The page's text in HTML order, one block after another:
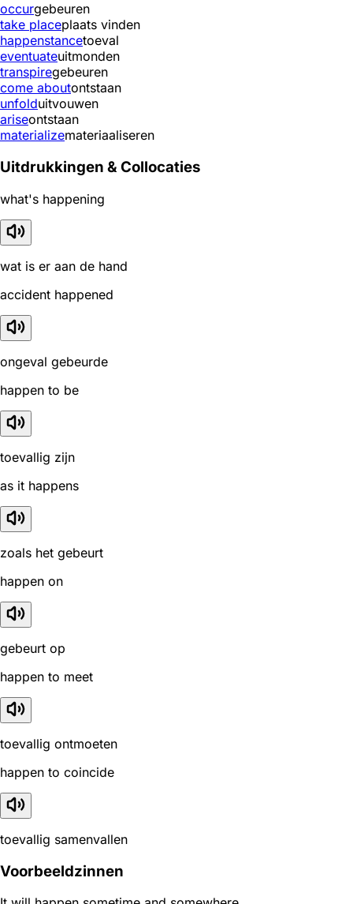
occurgebeuren
take placeplaats vinden
happenstancetoeval
eventuateuitmonden
transpiregebeuren
come aboutontstaan
unfolduitvouwen
ariseontstaan
materializemateriaaliseren
Uitdrukkingen & Collocaties
what's happening
wat is er aan de hand
accident happened
ongeval gebeurde
happen to be
toevallig zijn
as it happens
zoals het gebeurt
happen on
gebeurt op
happen to meet
toevallig ontmoeten
happen to coincide
toevallig samenvallen
Voorbeeldzinnen